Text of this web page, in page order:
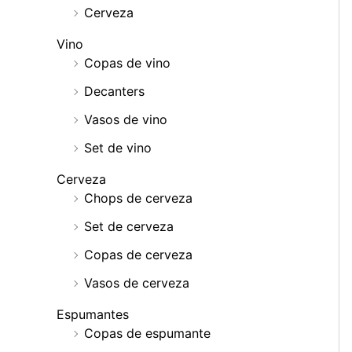
Cerveza
Vino
Copas de vino
Decanters
Vasos de vino
Set de vino
Cerveza
Chops de cerveza
Set de cerveza
Copas de cerveza
Vasos de cerveza
Espumantes
Copas de espumante